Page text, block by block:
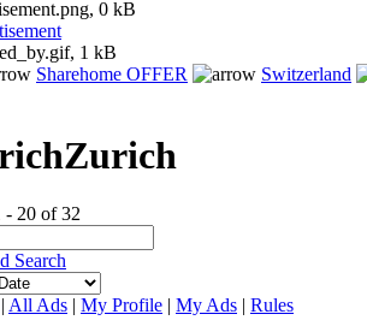
Sharehome OFFER Switzerland
Zurich
- 20 of 32
Search
| All Ads | My Profile | My Ads | Rules